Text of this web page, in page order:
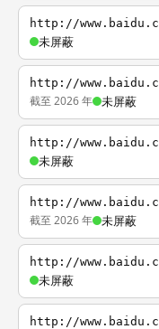
http://
未屏蔽
http://
截至 2026 年 未屏蔽
http://
未屏蔽
http://
截至 2026 年 未屏蔽
http://
未屏蔽
http://